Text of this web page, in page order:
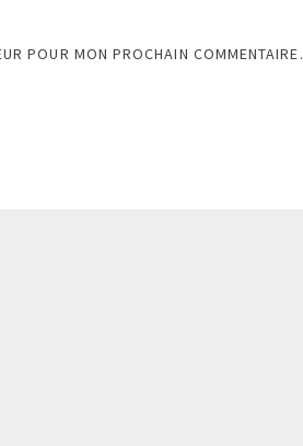
POUR MON PROCHAIN COMMENTAIRE.